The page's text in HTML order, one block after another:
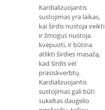
Kardializuojantis
sustojimas yra laikas,
kai širdis nustoja veikti
ir žmogus nustoja
kvėpuoti, ir būtina
atlikti širdies masažą,
kad širdis vėl
prasiskverbtų.
Kardializuojantis
sustojimas gali būti
sukeltas daugelio